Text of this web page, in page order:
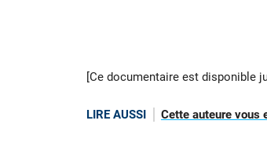
[Ce documentaire est disponible
LIRE AUSSI Cette auteure vous